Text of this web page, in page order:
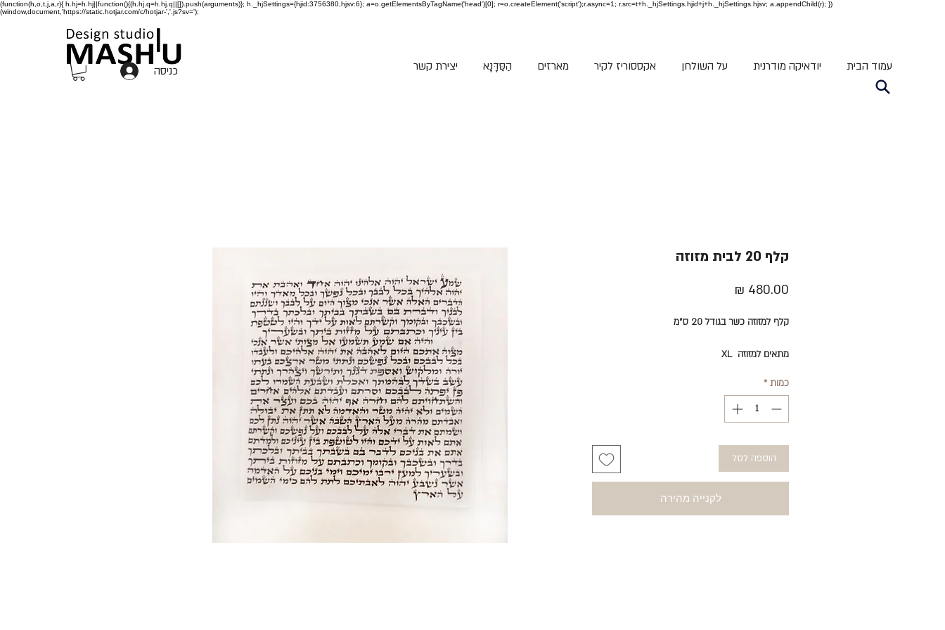
(function(h,o,t,j,a,r){ h.hj=h.hj||function(){(h.hj.q=h.hj.q||[]).push(arguments)}; h._hjSettings={hjid:3756380,hjsv:6}; a=o.getElementsByTagName('head')[0]; r=o.createElement('script');r.async=1; r.src=t+h._hjSettings.hjid+j+h._hjSettings.hjsv; a.appendChild(r); })
(window,document,'https://static.hotjar.com/c/hotjar-','.js?sv=');
כניסה עמוד הבית יודאיקה מודרנית על השולחן אקססוריז לקיר מארזים הַסַּדָּנָא יצירת קשר
קלף 20 לבית מזוזה
קלף למזוזה כשר בגודל 20 ס"מ
מתאים למזוזה XL
כמות *
הוספה לסל
לקנייה מהירה